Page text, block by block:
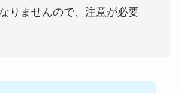
りませんので、注意が必要